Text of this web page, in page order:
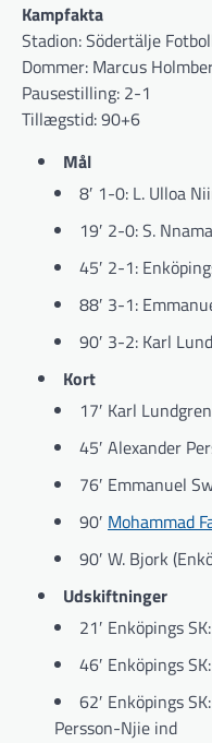
Kampfakta
Stadion: Södertälje
Dommer: Marcus
Pausestilling: 2-1
Tillægstid: 90+6
Mål
8′ 1-0: L. Ulloa
19′ 2-0: S.
45′ 2-1:
88′ 3-1:
90′ 3-2: Karl
Kort
17′ Karl
45′ Alexander
76′ Emmanuel
90′ Mohammad
90′ W. Bjork
Udskiftninger
21′ Enköpings
46′ Enköpings
62′ Enköpings
Persson-Njie ind